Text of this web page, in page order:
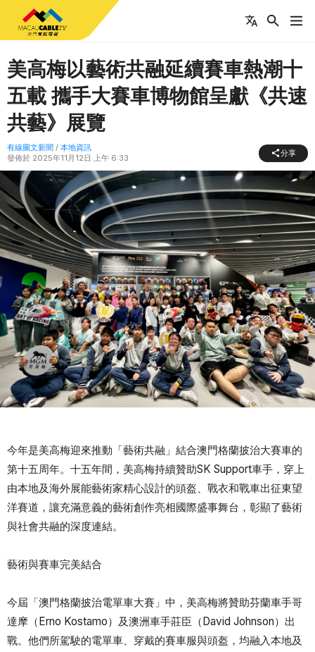
美高梅以藝術共融延續賽車熱潮十
五載 攜手大賽車博物館呈獻《共速
共藝》展覽
有線圖文新聞 / 本地資訊
發佈於 2025年11月12日 上午 6:33
分享
今年是美高梅迎來推動「藝術共融」結合澳門格蘭披治大賽車的
第十五周年。十五年間，美高梅持續贊助SK Support車手，穿上
由本地及海外展能藝術家精心設計的頭盔、戰衣和戰車出征東望
洋賽道，讓充滿意義的藝術創作亮相國際盛事舞台，彰顯了藝術
與社會共融的深度連結。
藝術與賽車完美結合
今屆「澳門格蘭披治電單車大賽」中，美高梅將贊助芬蘭車手哥
達摩（Erno Kostamo）及澳洲車手莊臣（David Johnson）出
戰。他們所駕駛的電單車、穿戴的賽車服與頭盔，均融入本地及